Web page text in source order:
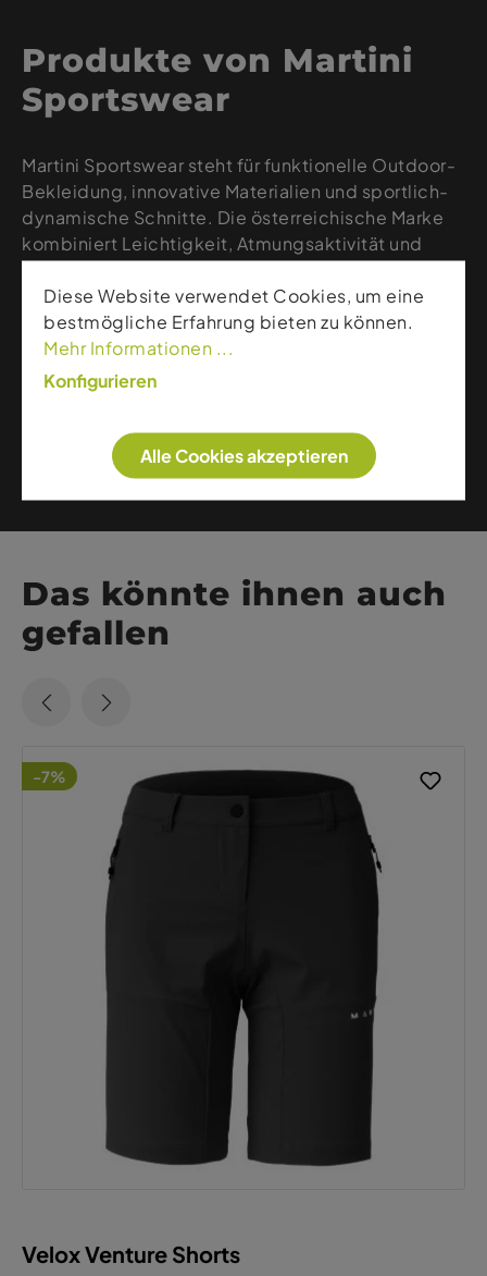
Produkte von Martini
Sportswear
Martini Sportswear steht für funktionelle Outdoor-
Bekleidung, innovative Materialien und sportlich-
dynamische Schnitte. Die österreichische Marke
kombiniert Leichtigkeit, Atmungsaktivität und
für Skitouren, Wandern, Running und aktive
Alltagsmomente. Dank hochwertiger Verarbeitung,
nachhaltiger Stoffe und klarer Linien bietet Martini
leistungsstarke Kleidung für alle, die Technik,
Weitere Artikel dieser Marke
Das könnte ihnen auch
gefallen
-7%
Velox Venture Shorts
Diese Website verwendet Cookies, um eine
bestmögliche Erfahrung bieten zu können.
Mehr Informationen ...
Konfigurieren
Alle Cookies akzeptieren